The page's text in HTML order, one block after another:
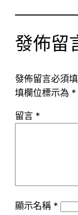
發佈留
發佈留言必須
填欄位標示為 *
留言 *
顯示名稱 *